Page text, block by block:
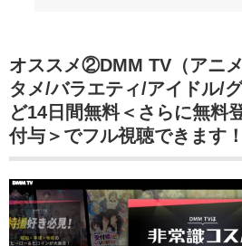
オススメ②DMM TV（アニ
タメ/バラエティ/アイドル/
ど14日間無料＜さらに無料
付与＞でフル視聴できます！